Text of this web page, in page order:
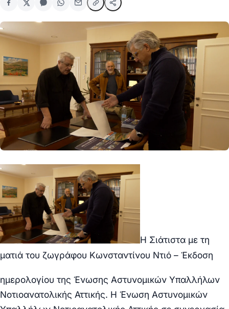
Η Σιάτιστα με τη
ματιά του ζωγράφου Κωνσταντίνου Ντιό – Έκδοση
ημερολογίου της Ένωσης Αστυνομικών Υπαλλήλων
Νοτιοανατολικής Αττικής. Η Ένωση Αστυνομικών